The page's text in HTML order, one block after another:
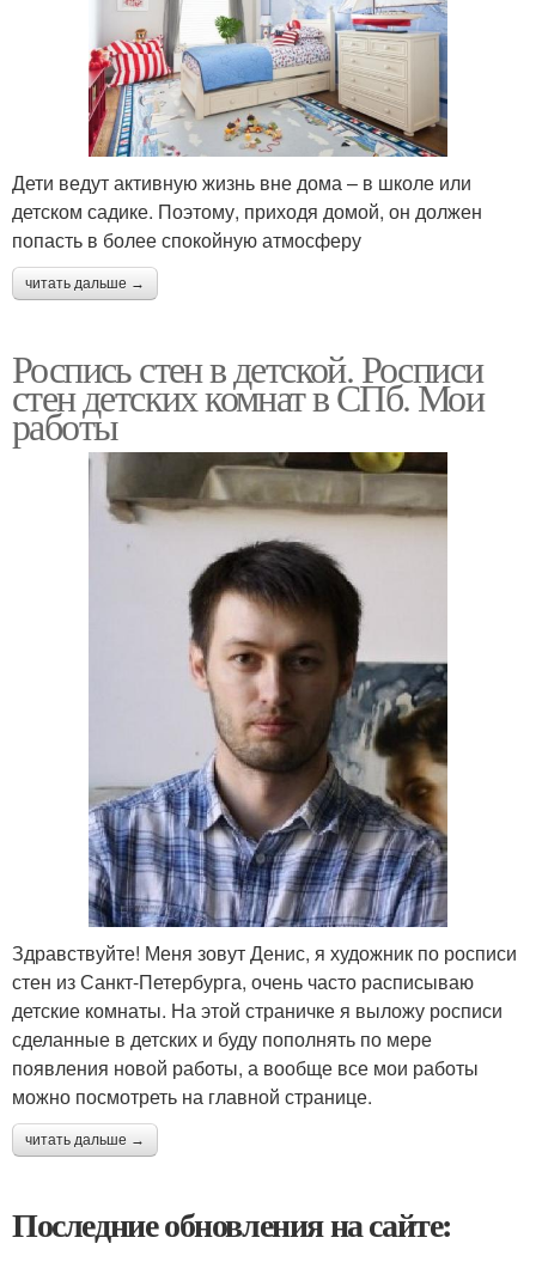
Дети ведут активную жизнь вне дома – в школе или
детском садике. Поэтому, приходя домой, он должен
попасть в более спокойную атмосферу
читать дальше →
Роспись стен в детской. Росписи
стен детских комнат в СПб. Мои
работы
Здравствуйте! Меня зовут Денис, я художник по росписи
стен из Санкт-Петербурга, очень часто расписываю
детские комнаты. На этой страничке я выложу росписи
сделанные в детских и буду пополнять по мере
появления новой работы, а вообще все мои работы
можно посмотреть на главной странице.
читать дальше →
Последние обновления на сайте: